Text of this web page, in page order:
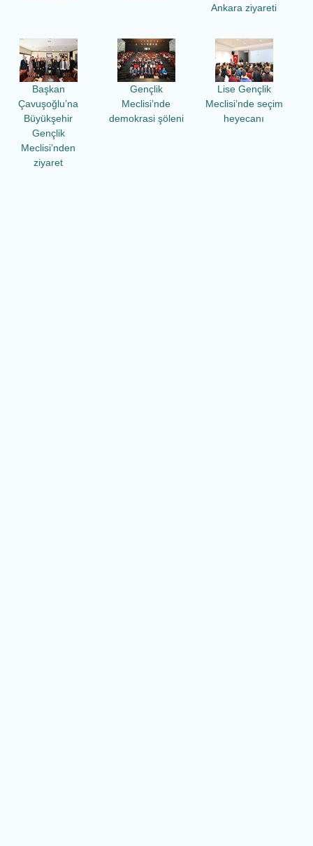
Ankara ziyareti
Başkan
Çavuşoğlu’na
Büyükşehir
Gençlik
Meclisi’nden
ziyaret
Gençlik
Meclisi’nde
demokrasi şöleni
Lise Gençlik
Meclisi’nde seçim
heyecanı